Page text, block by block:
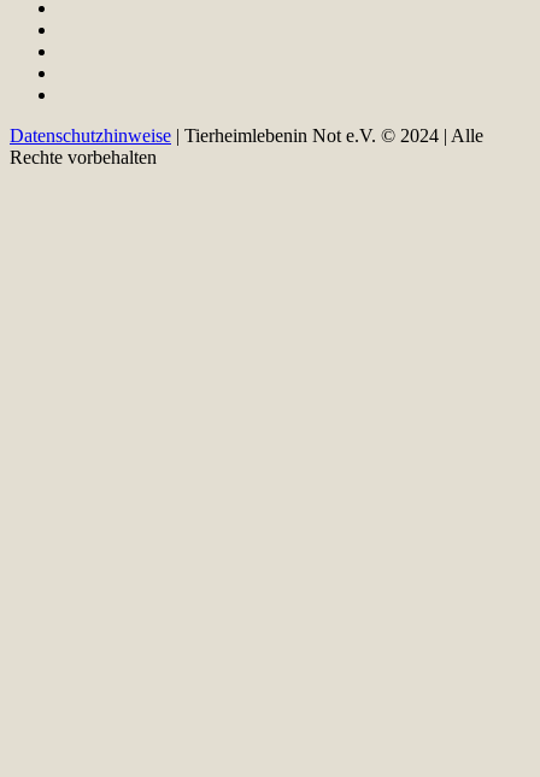
Datenschutzhinweise | Tierheimlebenin Not e.V. © 2024 | Alle
Rechte vorbehalten